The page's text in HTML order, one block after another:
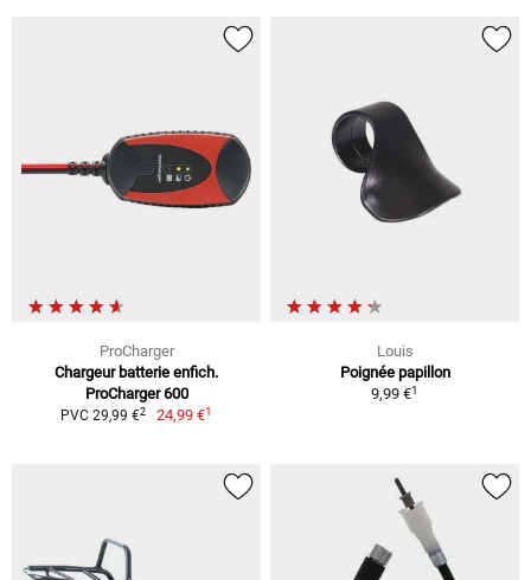
ProCharger
Chargeur batterie enfich.
ProCharger 600
PVC 29,99 €2 24,99 €1
Louis
Poignée papillon
9,99 €1